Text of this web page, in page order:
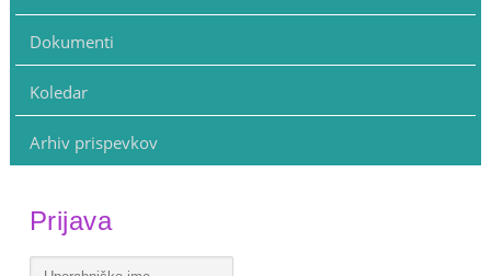
Dokumenti
Koledar
Arhiv prispevkov
Prijava